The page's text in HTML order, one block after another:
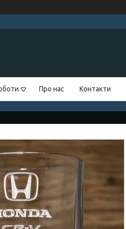
Про нас Контакти